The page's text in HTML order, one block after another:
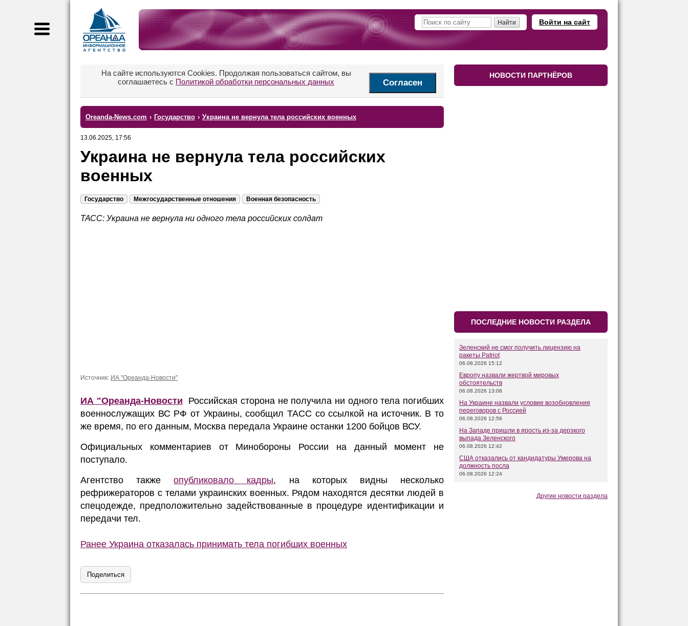
Войти на сайт
На сайте используются Cookies. Продолжая пользоваться сайтом, вы
соглашаетесь с Политикой обработки персональных данных Согласен
Oreanda-News.com › Государство › Украина не вернула тела российских военных
13.06.2025, 17:56
Украина не вернула тела российских
военных
Государство Межгосударственные отношения Военная безопасность
ТАСС: Украина не вернула ни одного тела российских солдат
Источник: ИА "Ореанда-Новости"
ИА "Ореанда-Новости
Российская сторона не получила ни одного тела погибших
военнослужащих ВС РФ от Украины, сообщил ТАСС со ссылкой на источник. В то
же время, по его данным, Москва передала Украине останки 1200 бойцов ВСУ.
Официальных комментариев от Минобороны России на данный момент не
поступало.
Агентство такжеопубликовало кадры, на которых видны несколько
рефрижераторов с телами украинских военных. Рядом находятся десятки людей в
спецодежде, предположительно задействованные в процедуре идентификации и
передачи тел.
Ранее Украина отказалась принимать тела погибших военных
Поделиться
НОВОСТИ ПАРТНЁРОВ
ПОСЛЕДНИЕ НОВОСТИ РАЗДЕЛА
Зеленский не смог получить лицензию на
ракеты Patriot
06.08.2026 15:12
Европу назвали жертвой мировых
обстоятельств
06.08.2026 13:08
На Украине назвали условие возобновления
переговоров с Россией
06.08.2026 12:56
На Западе пришли в ярость из-за дерзкого
выпада Зеленского
06.08.2026 12:42
США отказались от кандидатуры Умерова на
должность посла
06.08.2026 12:24
Другие новости раздела